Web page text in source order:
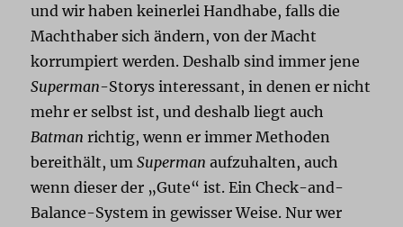
und wir haben keinerlei Handhabe, falls die
Machthaber sich ändern, von der Macht
korrumpiert werden. Deshalb sind immer jene
Superman-Storys interessant, in denen er nicht
mehr er selbst ist, und deshalb liegt auch
Batman richtig, wenn er immer Methoden
bereithält, umSuperman aufzuhalten, auch
wenn dieser der „Gute“ ist. Ein Check-and-
Balance-System in gewisser Weise. Nur wer